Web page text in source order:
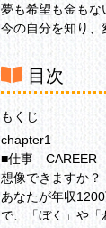
夢も希望も金もな
今の自分を知り
目次
もくじ
chapter1
■仕事 CAREER
想像できますか？
あなたが年収
で、「ぼく」や「